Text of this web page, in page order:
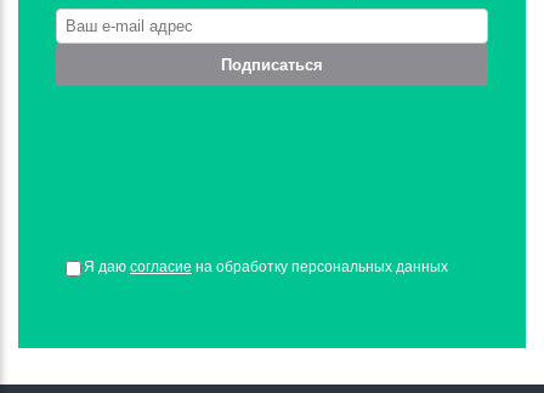
Подписаться
Я даю согласие на обработку персональных данных